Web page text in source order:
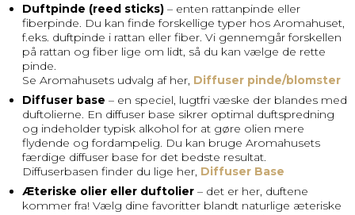
Duftpinde (reed sticks)– enten rattanpinde eller
fiberpinde. Du kan finde forskellige typer hos Aromahuset,
f.eks. duftpinde i rattan eller fiber. Vi gennemgår forskellen
på rattan og fiber lige om lidt, så du kan vælge de rette
pinde.
Se Aromahusets udvalg af her, Diffuser pinde/blomster
Diffuser base – en speciel, lugtfri væske der blandes med
duftolierne. En diffuser base sikrer optimal duftspredning
og indeholder typisk alkohol for at gøre olien mere
flydende og fordampelig. Du kan bruge Aromahusets
færdige diffuser base for det bedste resultat.
Diffuserbasen finder du lige her, Diffuser Base
Æteriske olier eller duftolier– det er her, duftene
kommer fra! Vælg dine favoritter blandt naturlige æteriske